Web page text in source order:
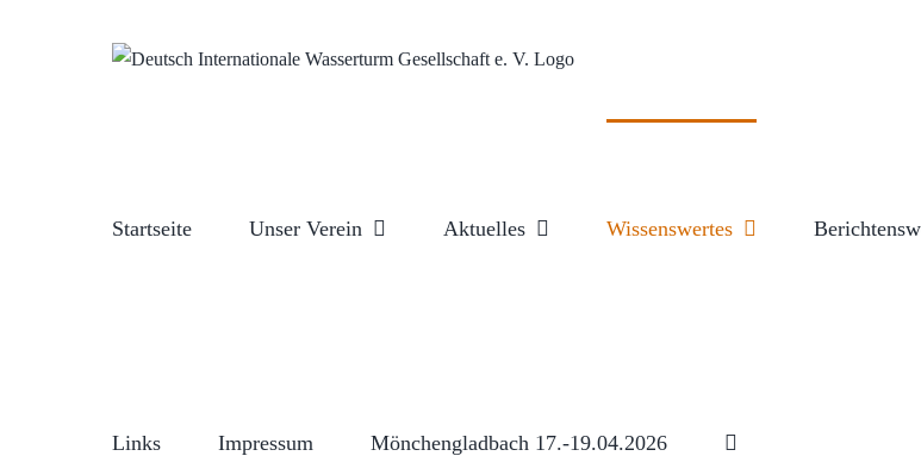
Startseite Unser Verein Aktuelles Wissenswertes
Links Impressum Mönchengladbach 17.-19.04.2026